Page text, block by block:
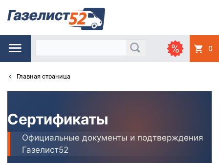
0
Главная страница
Сертификаты
Официальные документы и подтверждения
Газелист52